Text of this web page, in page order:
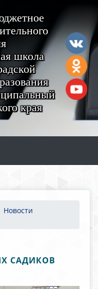
школа
края
Новости
САДИКОВ